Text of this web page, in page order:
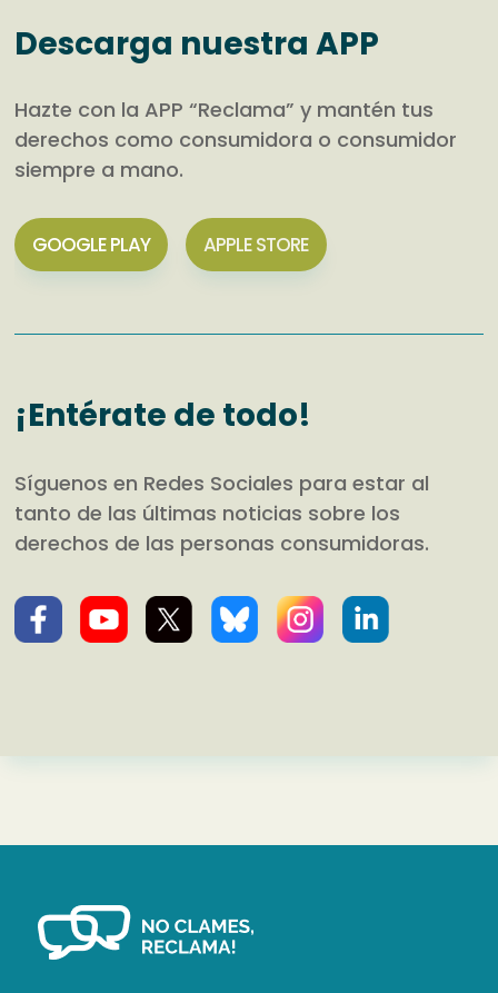
Descarga nuestra APP
Hazte con la APP “Reclama” y mantén tus
derechos como consumidora o consumidor
siempre a mano.
GOOGLE PLAY APPLE STORE
¡Entérate de todo!
Síguenos en Redes Sociales para estar al
tanto de las últimas noticias sobre los
derechos de las personas consumidoras.